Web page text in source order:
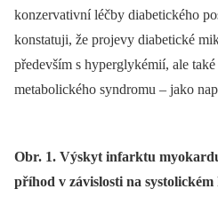
konzervativní léčby diabetického
konstatuji, že projevy diabetické
především s hyperglykémií, ale
metabolického syndromu –⁠ jako
Obr. 1. Výskyt infarktu
příhod v závislosti na